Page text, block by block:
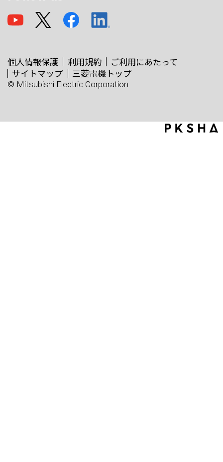
個人情報保護 利用規約
ご利用にあたって
サイトマップ
三菱電機トップ
© Mitsubishi Electric Corporation